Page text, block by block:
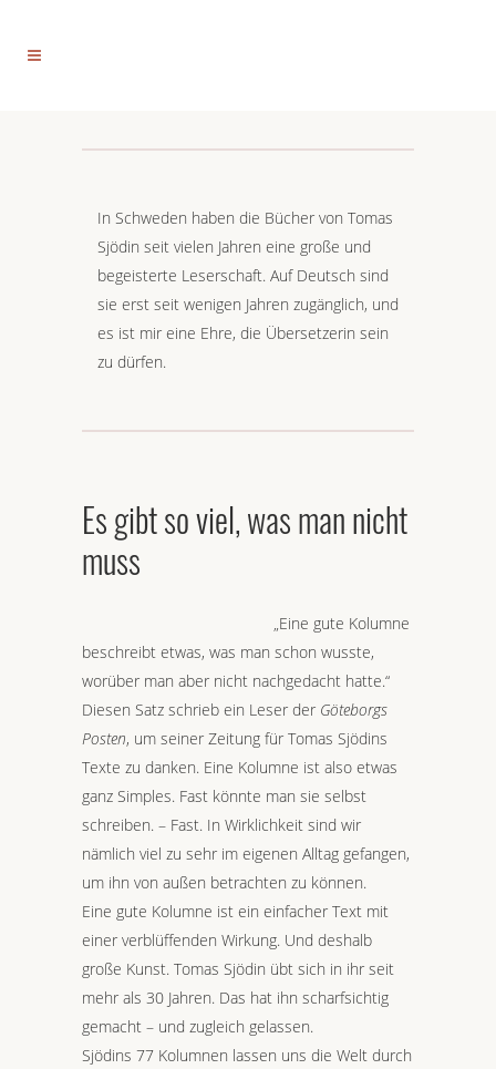
In Schweden haben die Bücher von Tomas
Sjödin seit vielen Jahren eine große und
begeisterte Leserschaft. Auf Deutsch sind
sie erst seit wenigen Jahren zugänglich, und
es ist mir eine Ehre, die Übersetzerin sein
zu dürfen.
Es gibt so viel, was man nicht
muss
„Eine gute Kolumne
beschreibt etwas, was man schon wusste,
worüber man aber nicht nachgedacht hatte.“
Diesen Satz schrieb ein Leser der Göteborgs
Posten, um seiner Zeitung für Tomas Sjödins
Texte zu danken. Eine Kolumne ist also etwas
ganz Simples. Fast könnte man sie selbst
schreiben. – Fast. In Wirklichkeit sind wir
nämlich viel zu sehr im eigenen Alltag gefangen,
um ihn von außen betrachten zu können.
Eine gute Kolumne ist ein einfacher Text mit
einer verblüffenden Wirkung. Und deshalb
große Kunst. Tomas Sjödin übt sich in ihr seit
mehr als 30 Jahren. Das hat ihn scharfsichtig
gemacht – und zugleich gelassen.
Sjödins 77 Kolumnen lassen uns die Welt durch